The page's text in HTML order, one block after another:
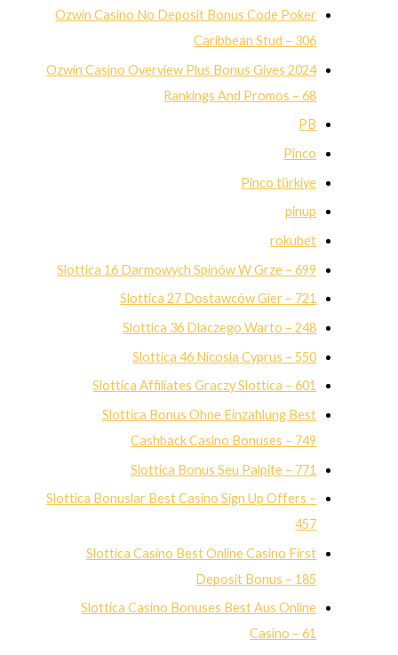
Ozwin Casino No Deposit Bonus Code Poker
Caribbean Stud – 306
Ozwin Casino Overview Plus Bonus Gives 2024
Rankings And Promos – 68
PB
Pinco
Pinco türkiye
pinup
rokubet
Slottica 16 Darmowych Spinów W Grze – 699
Slottica 27 Dostawców Gier – 721
Slottica 36 Dlaczego Warto – 248
Slottica 46 Nicosia Cyprus – 550
Slottica Affiliates Graczy Slottica – 601
Slottica Bonus Ohne Einzahlung Best
Cashback Casino Bonuses – 749
Slottica Bonus Seu Palpite – 771
Slottica Bonuslar Best Casino Sign Up Offers –
457
Slottica Casino Best Online Casino First
Deposit Bonus – 185
Slottica Casino Bonuses Best Aus Online
Casino – 61